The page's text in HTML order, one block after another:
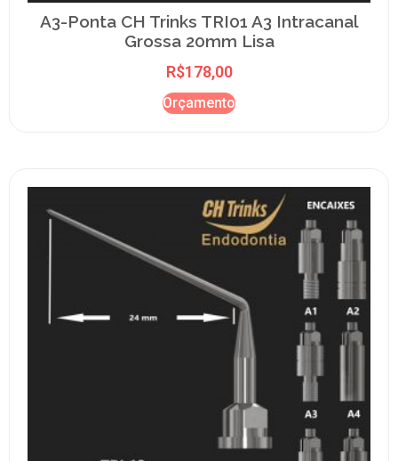
A3-Ponta CH Trinks TRI01 A3 Intracanal
Grossa 20mm Lisa
R$178,00
Orçamento